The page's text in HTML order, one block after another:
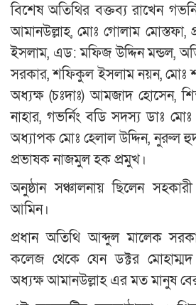
বিশেষ অতিথির বক্তব্য রাখেন
আমানউল্লাহ, মোঃ গোলাম
ইসলাম, এড: মফিজ উদ্দিন মন্ডল,
সরকার, শফিকুল ইসলাম নয়ন, মোঃ
অধ্যক্ষ (চঃদাঃ) আমজাদ হোসেন,
নাহার, গভর্নিং বডি সদস্য ডাঃ
অধ্যাপক মোঃ হেলাল উদ্দিন, নুরুল
প্রভাষক নাজমুল হক প্রমুখ।
অনুষ্ঠান সঞ্চালনায় ছিলেন
আমিন।
প্রধান অতিথি আব্দুল মালেক
কলেজ থেকে যেন ডক্টর
অধ্যক্ষ আমানউল্লাহ এর মত মানুষ